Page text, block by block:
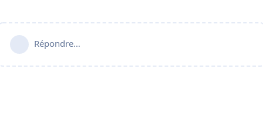
Répondre…